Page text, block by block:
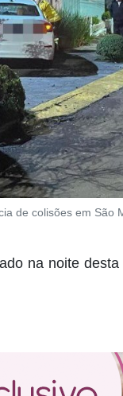
de colisões em São
na noite